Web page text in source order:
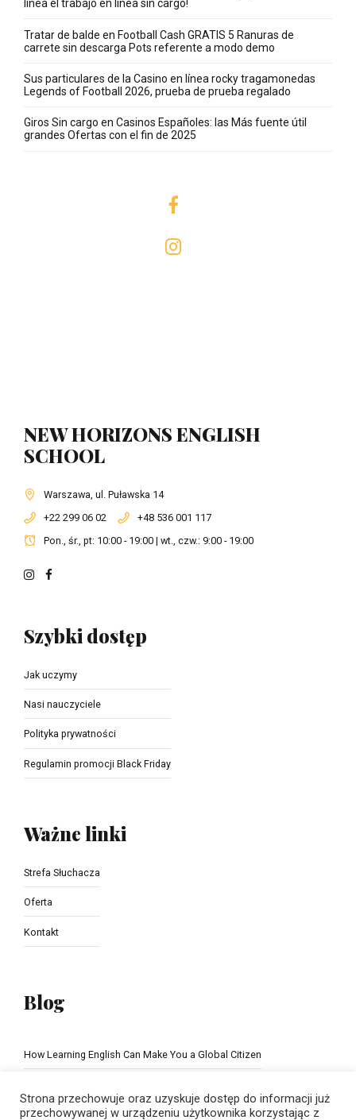
línea el trabajo en línea sin cargo!
Tratar de balde en Football Cash GRATIS 5 Ranuras de
carrete sin descarga Pots referente a modo demo
Sus particulares de la Casino en línea rocky tragamonedas
Legends of Football 2026, prueba de prueba regalado
Giros Sin cargo en Casinos Españoles: las Más fuente útil
grandes Ofertas con el fin de 2025
NEW HORIZONS ENGLISH
SCHOOL
Warszawa, ul. Puławska 14
+22 299 06 02
+48 536 001 117
Pon., śr., pt: 10:00 - 19:00 | wt., czw.: 9:00 - 19:00
Szybki dostęp
Jak uczymy
Nasi nauczyciele
Polityka prywatności
Regulamin promocji Black Friday
Ważne linki
Strefa Słuchacza
Oferta
Kontakt
Blog
How Learning English Can Make You a Global Citizen
Strona przechowuje oraz uzyskuje dostęp do informacji już
przechowywanej w urządzeniu użytkownika korzystając z